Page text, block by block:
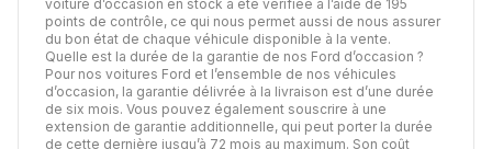
voiture d’occasion en stock a été vérifiée à l’aide de 195
points de contrôle, ce qui nous permet aussi de nous assurer
du bon état de chaque véhicule disponible à la vente.
Quelle est la durée de la garantie de nos Ford d’occasion ?
Pour nos voitures Ford et l’ensemble de nos véhicules
d’occasion, la garantie délivrée à la livraison est d’une durée
de six mois. Vous pouvez également souscrire à une
extension de garantie additionnelle, qui peut porter la durée
de cette dernière jusqu’à 72 mois au maximum. Son coût